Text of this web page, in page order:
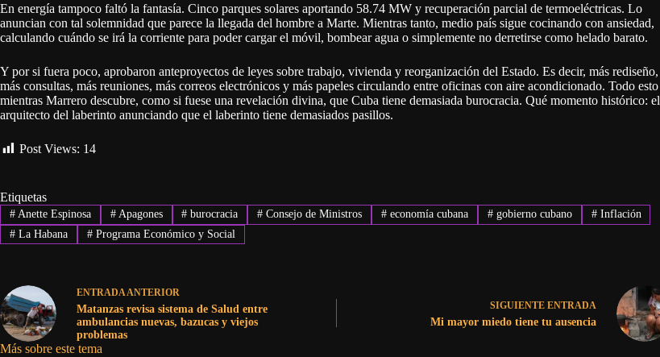
En energía tampoco faltó la fantasía. Cinco parques solares aportando 58.74 MW y recuperación parcial de termoeléctricas. Lo
anuncian con tal solemnidad que parece la llegada del hombre a Marte. Mientras tanto, medio país sigue cocinando con ansiedad,
calculando cuándo se irá la corriente para poder cargar el móvil, bombear agua o simplemente no derretirse como helado barato.
Y por si fuera poco, aprobaron anteproyectos de leyes sobre trabajo, vivienda y reorganización del Estado. Es decir, más rediseño,
más consultas, más reuniones, más correos electrónicos y más papeles circulando entre oficinas con aire acondicionado. Todo esto
mientras Marrero descubre, como si fuese una revelación divina, que Cuba tiene demasiada burocracia. Qué momento histórico: el
arquitecto del laberinto anunciando que el laberinto tiene demasiados pasillos.
Post Views: 14
Etiquetas
#Anette Espinosa #Apagones # burocracia # Consejo de Ministros # economía cubana #gobierno cubano #Inflación
#La Habana #Programa Económico y Social
ENTRADAANTERIOR
Matanzas revisa sistema de Salud entre
ambulancias nuevas, bazucas y viejos
problemas
SIGUIENTE ENTRADA
Mi mayor miedo tiene tu ausencia
Más sobre este tema